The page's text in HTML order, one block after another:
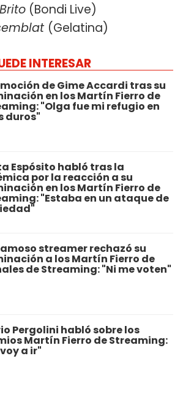
(Bondi Live)
(Gelatina)
INTERESAR
de Gime Accardi tras su
en los Martín Fierro de
"Olga fue mi refugio en
duros"
Espósito habló tras la
por la reacción a su
en los Martín Fierro de
"Estaba en un ataque de
streamer rechazó su
a los Martín Fierro de
de Streaming: "Ni me voten"
Pergolini habló sobre los
Martín Fierro de Streaming:
a ir"